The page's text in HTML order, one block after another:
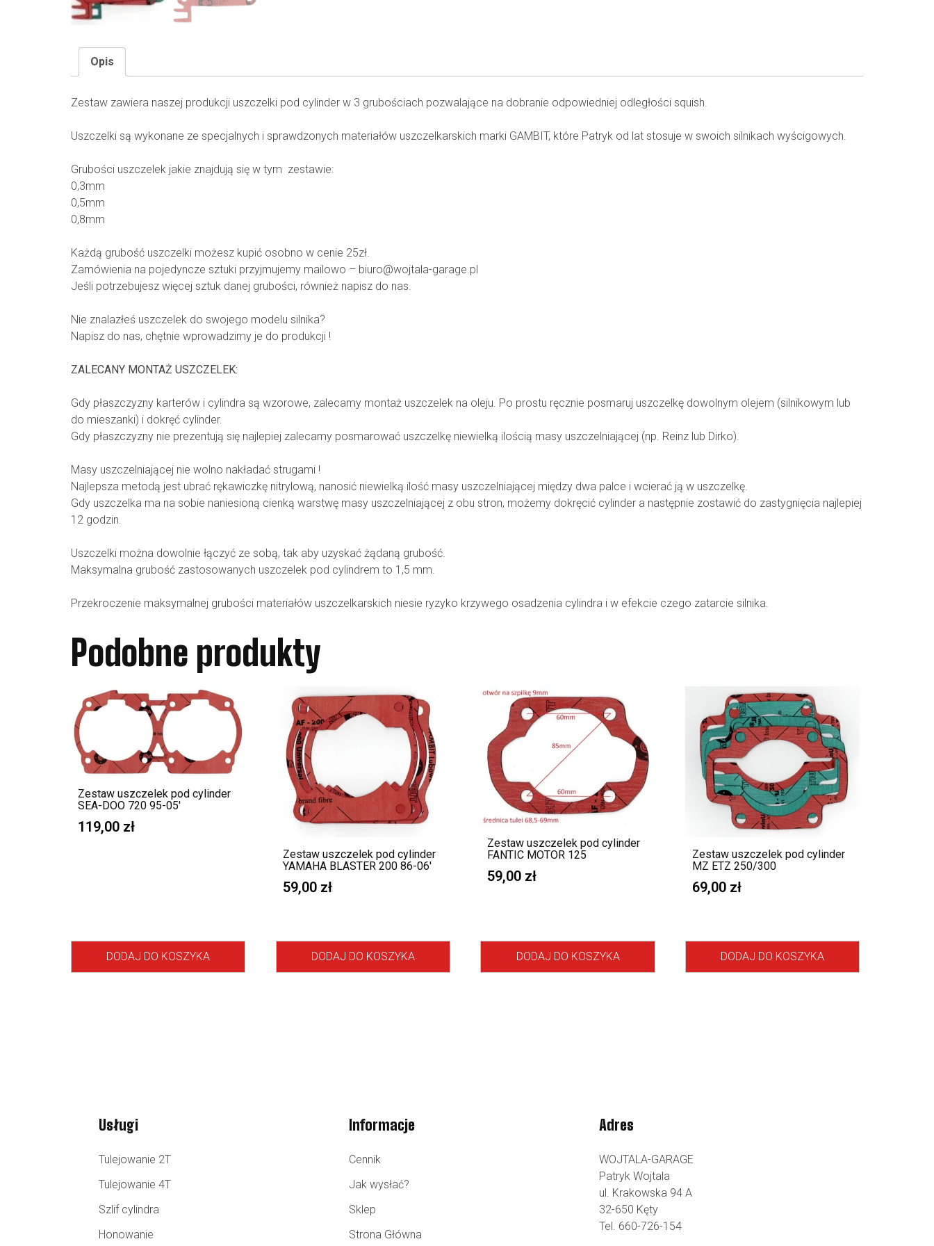
Opis
Zestaw zawiera naszej produkcji uszczelki pod cylinder w 3 grubościach pozwalające na dobranie odpowiedniej odległości squish.
Uszczelki są wykonane ze specjalnych i sprawdzonych materiałów uszczelkarskich marki GAMBIT, które Patryk od lat stosuje w swoich silnikach wyścigowych.
Grubości uszczelek jakie znajdują się w tym zestawie:
0,3mm
0,5mm
0,8mm
Każdą grubość uszczelki możesz kupić osobno w cenie 25zł.
Zamówienia na pojedyncze sztuki przyjmujemy mailowo – biuro@wojtala-garage.pl
Jeśli potrzebujesz więcej sztuk danej grubości, również napisz do nas.
Nie znalazłeś uszczelek do swojego modelu silnika?
Napisz do nas, chętnie wprowadzimy je do produkcji !
ZALECANY MONTAŻ USZCZELEK:
Gdy płaszczyzny karterów i cylindra są wzorowe, zalecamy montaż uszczelek na oleju. Po prostu ręcznie posmaruj uszczelkę dowolnym olejem (silnikowym lub
do mieszanki) i dokręć cylinder.
Gdy płaszczyzny nie prezentują się najlepiej zalecamy posmarować uszczelkę niewielką ilością masy uszczelniającej (np. Reinz lub Dirko).
Masy uszczelniającej nie wolno nakładać strugami !
Najlepsza metodą jest ubrać rękawiczkę nitrylową, nanosić niewielką ilość masy uszczelniającej między dwa palce i wcierać ją w uszczelkę.
Gdy uszczelka ma na sobie naniesioną cienką warstwę masy uszczelniającej z obu stron, możemy dokręcić cylinder a następnie zostawić do zastygnięcia najlepiej
12 godzin.
Uszczelki można dowolnie łączyć ze sobą, tak aby uzyskać żądaną grubość.
Maksymalna grubość zastosowanych uszczelek pod cylindrem to 1,5 mm.
Przekroczenie maksymalnej grubości materiałów uszczelkarskich niesie ryzyko krzywego osadzenia cylindra i w efekcie czego zatarcie silnika.
Podobne produkty
Zestaw uszczelek pod cylinder
SEA-DOO 720 95-05′
119,00 zł
DODAJ DO KOSZYKA
Zestaw uszczelek pod cylinder
YAMAHA BLASTER 200 86-06′
59,00 zł
DODAJ DO KOSZYKA
Zestaw uszczelek pod cylinder
FANTIC MOTOR 125
59,00 zł
DODAJ DO KOSZYKA
Zestaw uszczelek pod cylinder
MZ ETZ 250/300
69,00 zł
DODAJ DO KOSZYKA
Usługi
Tulejowanie 2T
Tulejowanie 4T
Szlif cylindra
Honowanie
Informacje
Cennik
Jak wysłać?
Sklep
Strona Główna
Adres
WOJTALA-GARAGE
Patryk Wojtala
ul. Krakowska 94 A
32-650 Kęty
Tel. 660-726-154